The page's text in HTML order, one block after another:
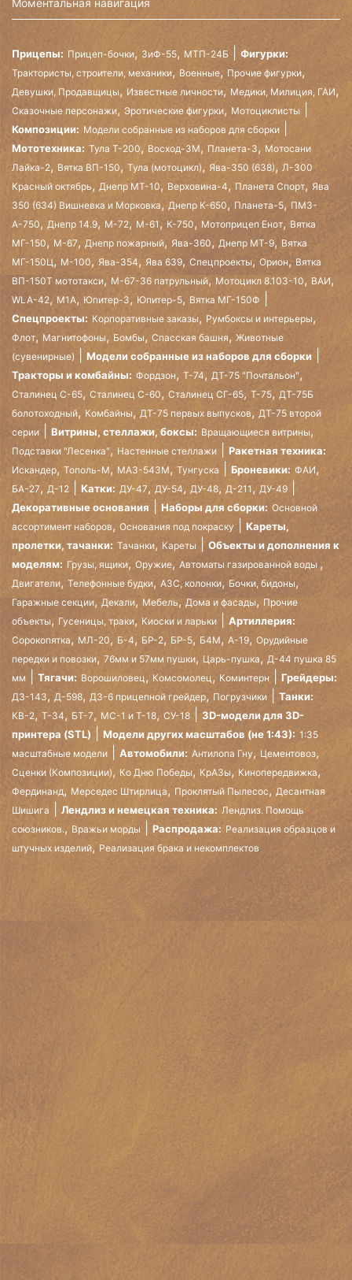
Прицепы: Прицеп-бочки, ЗиФ-55, МТП-24Б Фигурки:
Трактористы, строители, механики, Военные,Прочие фигурки,
Девушки, Продавщицы, Известные личности, Медики, Милиция, ГАИ,
Сказочные персонажи, Эротические фигурки,Мотоциклисты
Композиции: Модели собранные из наборов для сборки
Мототехника: Тула Т-200, Восход-3М, Планета-3, Мотосани
Лайка-2, Вятка ВП-150, Тула (мотоцикл), Ява-350 (638), Л-300
Красный октябрь, Днепр МТ-10, Верховина-4, Планета Спорт, Ява
350 (634) Вишневка и Морковка, Днепр К-650,Планета-5, ПМЗ-
А-750, Днепр 14.9, М-72, М-61 , К-750, Мотоприцеп Енот,Вятка
МГ-150, М-67, Днепр пожарный, Ява-360, Днепр МТ-9, Вятка
МГ-150Ц, М-100, Ява-354, Ява 639, Спецпроекты, Орион, Вятка
ВП-150Т мототакси, М-67-36 патрульный, Мотоцикл 8.103-10, ВАИ,
WLA-42, М1А, Юпитер-3,Юпитер-5, Вятка МГ-150Ф
Спецпроекты: Корпоративные заказы, Румбоксы и интерьеры,
Флот, Магнитофоны, Бомбы, Спасская башня, Животные
(сувенирные)
Модели собранные из наборов для сборки
Тракторы и комбайны: Фордзон, Т-74, ДТ-75 "Почтальон",
Сталинец С-65, Сталинец С-60, Сталинец СГ-65, Т-75, ДТ-75Б
болотоходный, Комбайны, ДТ-75 первых выпусков, ДТ-75 второй
серии
Витрины, стеллажи, боксы: Вращающиеся витрины,
Подставки "Лесенка", Настенные стеллажи Ракетная техника:
Искандер, Тополь-М, МАЗ-543М, Тунгуска Броневики: ФАИ,
БА-27, Д-12 Катки: ДУ-47, ДУ-54, ДУ-48, Д-211 , ДУ-49
Декоративные основания Наборы для сборки: Основной
ассортимент наборов, Основания под покраску
Кареты,
пролетки, тачанки: Тачанки, Кареты
Объекты и дополнения к
моделям: Грузы, ящики, Оружие, Автоматы газированной воды ,
Двигатели, Телефонные будки, АЗС, колонки, Бочки, бидоны,
Гаражные секции, Декали, Мебель,Дома и фасады, Прочие
объекты, Гусеницы, траки, Киоски и ларьки Артиллерия:
Сорокопятка, МЛ-20, Б-4, БР-2, БР-5, Б4М, А-19, Орудийные
передки и повозки, 76мм и 57мм пушки, Царь-пушка, Д-44 пушка 85
мм
Тягачи: Ворошиловец , Комсомолец , Коминтерн Грейдеры:
ДЗ-143, Д-598, ДЗ-6 прицепной грейдер, Погрузчики Танки:
КВ-2, Т-34, БТ-7, МС-1 и Т-18, СУ-18
3D-модели для 3D-
принтера (STL)
Модели других масштабов (не 1:43): 1:35
масштабные модели
Автомобили: Антилопа Гну, Цементовоз,
Сценки (Композиции), Ко Дню Победы, КрАЗы, Кинопередвижка,
Фердинанд, Мерседес Штирлица, Проклятый Пылесос, Десантная
Шишига
Лендлиз и немецкая техника: Лендлиз. Помощь
союзников., Вражьи морды Распродажа: Реализация образцов и
штучных изделий, Реализация брака и некомплектов